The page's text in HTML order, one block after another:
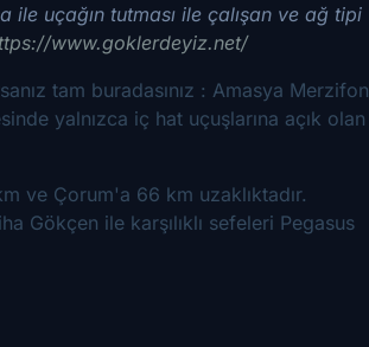
uçağın tutması ile çalışan ve ağ tipi
www.goklerdeyiz.net/
tam buradasınız : Amasya Merzifon
yalnızca iç hat uçuşlarına açık olan
ve Çorum'a 66 km uzaklıktadır.
Gökçen ile karşılıklı sefeleri Pegasus